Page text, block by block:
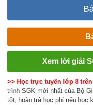
Xem lời giải
>> Học trực tuyến lớp 8
trình SGK mới nhất của Bộ
tốt, hoàn trả học phí nếu học